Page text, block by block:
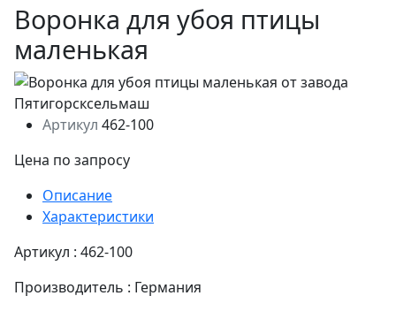
Воронка для убоя птицы
маленькая
Артикул 462-100
Цена по запросу
Описание
Характеристики
Артикул : 462-100
Производитель : Германия